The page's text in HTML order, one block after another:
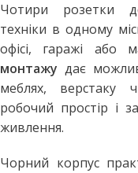
Чотири розетки
техніки в одному
офісі, гаражі або
монтажу дає
меблях, верстаку
робочий простір і
живлення.
Чорний корпус